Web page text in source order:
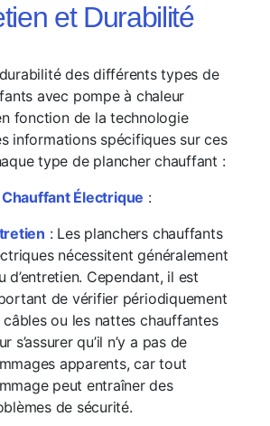
et Durabilité
durabilité des différents types de
avec pompe à chaleur
fonction de la technologie
informations spécifiques sur ces
type de plancher chauffant :
Électrique :
: Les planchers chauffants
nécessitent généralement
d’entretien. Cependant, il est
de vérifier périodiquement
câbles ou les nattes chauffantes
s’assurer qu’il n’y a pas de
apparents, car tout
peut entraîner des
de sécurité.